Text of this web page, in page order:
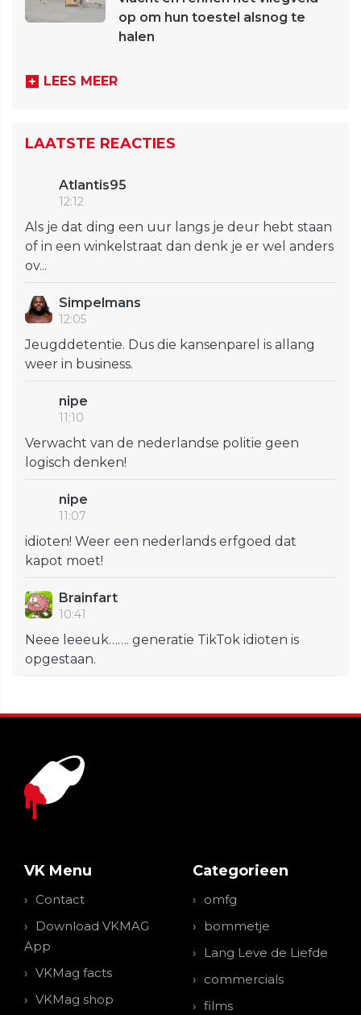
op om hun toestel alsnog te
halen
LEES MEER
LAATSTE REACTIES
Atlantis95
12:12
Als je dat ding een uur langs je deur hebt staan
of in een winkelstraat dan denk je er wel anders
ov...
Simpelmans
12:05
Jeugddetentie. Dus die kansenparel is allang
weer in business.
nipe
11:10
Verwacht van de nederlandse politie geen
logisch denken!
nipe
11:07
idioten! Weer een nederlands erfgoed dat
kapot moet!
Brainfart
10:41
Neee leeeuk……. generatie TikTok idioten is
opgestaan.
VK Menu
Contact
Download VKMAG
App
VKMag facts
VKMag shop
Categorieen
omfg
bommetje
Lang Leve de Liefde
commercials
films